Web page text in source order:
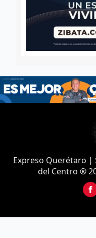
Expreso Querétaro |
del Centro ®